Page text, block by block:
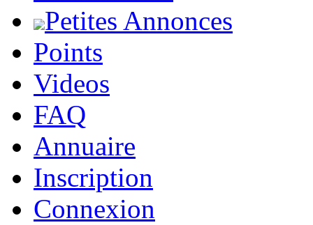
Petites Annonces
Points
Videos
FAQ
Annuaire
Inscription
Connexion